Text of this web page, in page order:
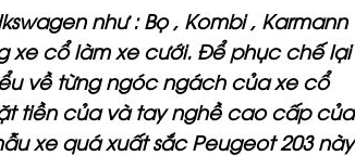
như : Bọ , Kombi , Karmann
xe cổ làm xe cưới. Để phục chế lại
về từng ngóc ngách của xe cổ
tiền của và tay nghề cao cấp của
xe quá xuất sắc Peugeot 203 này